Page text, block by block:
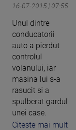
16-07-2015 | 07:55
Unul dintre
conducatorii
auto a pierdut
controlul
volanului, iar
masina lui s-a
rasucit si a
spulberat gardul
unei case.
Citeste mai mult